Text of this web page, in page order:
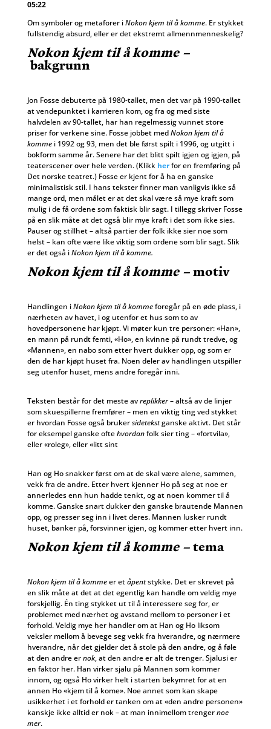
05:22
Om symboler og metaforer iNokon kjem til å komme. Er stykket
fullstendig absurd, eller er det ekstremt allmennmenneskelig?
Nokon kjem til å komme –
bakgrunn
Jon Fosse debuterte på 1980-tallet, men det var på 1990-tallet
at vendepunktet i karrieren kom, og fra og med siste
halvdelen av 90-tallet, har han regelmessig vunnet store
priser for verkene sine. Fosse jobbet medNokon kjem til å
kommei 1992 og 93, men det ble først spilt i 1996, og utgitt i
bokform samme år. Senere har det blitt spilt igjen og igjen, på
teaterscener over hele verden. (Klikk herfor en fremføring på
Det norske teatret.) Fosse er kjent for å ha en ganske
minimalistisk stil. I hans tekster finner man vanligvis ikke så
mange ord, men målet er at det skal være så mye kraft som
mulig i de få ordene som faktisk blir sagt. I tillegg skriver Fosse
på en slik måte at det også blir mye kraft i det som ikke sies.
Pauser og stillhet – altså partier der folk ikke sier noe som
helst – kan ofte være like viktig som ordene som blir sagt. Slik
er det også iNokon kjem til å komme.
Nokon kjem til å komme –motiv
Handlingen iNokon kjem til å kommeforegår på en øde plass, i
nærheten av havet, i og utenfor et hus som to av
hovedpersonene har kjøpt. Vi møter kun tre personer: «Han»,
en mann på rundt femti, «Ho», en kvinne på rundt tredve, og
«Mannen», en nabo som etter hvert dukker opp, og som er
den de har kjøpt huset fra. Noen deler av handlingen utspiller
seg utenfor huset, mens andre foregår inni.
Teksten består for det meste avreplikker– altså av de linjer
som skuespillerne fremfører – men en viktig ting ved stykket
er hvordan Fosse også brukersidetekstganske aktivt. Det står
for eksempel ganske oftehvordanfolk sier ting – «fortvila»,
eller «roleg», eller «litt sint
Han og Ho snakker først om at de skal være alene, sammen,
vekk fra de andre. Etter hvert kjenner Ho på seg at noe er
annerledes enn hun hadde tenkt, og at noen kommer til å
komme. Ganske snart dukker den ganske brautende Mannen
opp, og presser seg inn i livet deres. Mannen lusker rundt
huset, banker på, forsvinner igjen, og kommer etter hvert inn.
Nokon kjem til å komme –tema
Nokon kjem til å kommeer etåpentstykke. Det er skrevet på
en slik måte at det at det egentlig kan handle om veldig mye
forskjellig. Én ting stykket ut til å interessere seg for, er
problemet med nærhet og avstand mellom to personer i et
forhold. Veldig mye her handler om at Han og Ho liksom
veksler mellom å bevege seg vekk fra hverandre, og nærmere
hverandre, når det gjelder det å stole på den andre, og å føle
at den andre ernok, at den andre er alt de trenger. Sjalusi er
en faktor her. Han virker sjalu på Mannen som kommer
innom, og også Ho virker helt i starten bekymret for at en
annen Ho «kjem til å kome». Noe annet som kan skape
usikkerhet i et forhold er tanken om at «den andre personen»
kanskje ikke alltid er nok – at man innimellom trengernoe
mer.